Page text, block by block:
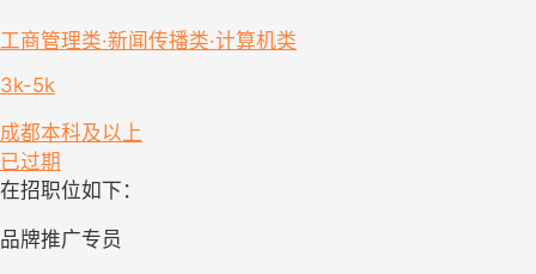
工商管理类·新闻传播类·计算机类
3k-5k
成都本科及以上
已过期
在招职位如下：
品牌推广专员